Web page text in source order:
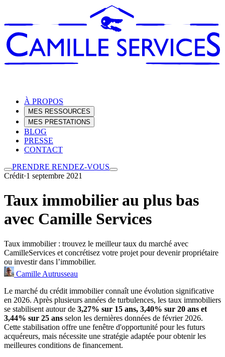
À PROPOS
MES RESSOURCES
MES PRESTATIONS
BLOG
PRESSE
CONTACT
PRENDRE RENDEZ-VOUS
Crédit·1 septembre 2021
Taux immobilier au plus bas
avec Camille Services
Taux immobilier : trouvez le meilleur taux du marché avec
CamilleServices et concrétisez votre projet pour devenir propriétaire
ou investir dans l’immobilier.
Camille Autrusseau
Le marché du crédit immobilier connaît une évolution significative
en 2026. Après plusieurs années de turbulences, les taux immobiliers
se stabilisent autour de 3,27% sur 15 ans, 3,40% sur 20 ans et
3,44% sur 25 ans selon les dernières données de février 2026.
Cette stabilisation offre une fenêtre d'opportunité pour les futurs
acquéreurs, mais nécessite une stratégie adaptée pour obtenir les
meilleures conditions de financement.